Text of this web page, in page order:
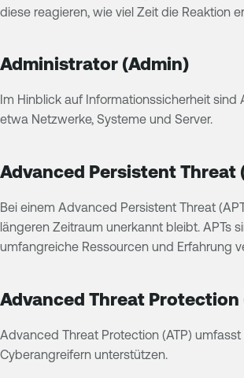
diese reagieren, wie viel Zeit die Reaktion
Administrator (Admin)
Im Hinblick auf Informationssicherheit
etwa Netzwerke, Systeme und Server.
Advanced Persistent Threat
Bei einem Advanced Persistent Threat
längeren Zeitraum unerkannt bleibt. APTs
umfangreiche Ressourcen und Erfahrung
Advanced Threat Protection
Advanced Threat Protection (ATP)
Cyberangreifern unterstützen.